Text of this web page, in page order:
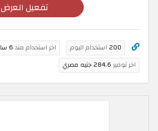
تفعيل العرض
200 استخدام اليوم اخر استخدام منذ 6 ساعة
اخر توفير 284.6 جنيه مصري